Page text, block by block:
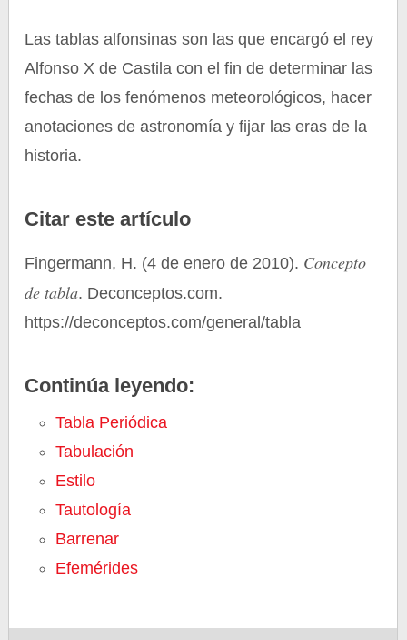
Las tablas alfonsinas son las que encargó el rey
Alfonso X de Castila con el fin de determinar las
fechas de los fenómenos meteorológicos, hacer
anotaciones de astronomía y fijar las eras de la
historia.
Citar este artículo
Fingermann, H. (4 de enero de 2010). Concepto
de tabla. Deconceptos.com.
https://deconceptos.com/general/tabla
Continúa leyendo:
Tabla Periódica
Tabulación
Estilo
Tautología
Barrenar
Efemérides